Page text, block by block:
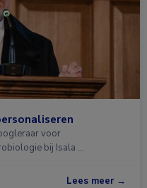
voor
bij Isala …
Lees meer →